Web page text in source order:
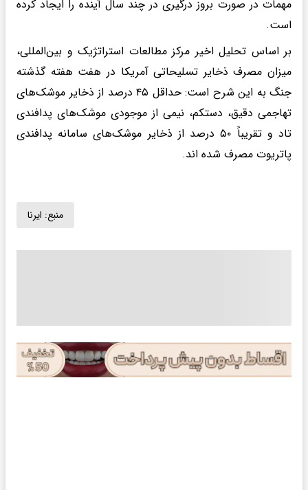
مهمات در صورت بروز درگیری در چند سال آینده را ایجاد کرده
است.
بر اساس تحلیل اخیر مرکز مطالعات استراتژیک و بین‌المللی،
میزان مصرف ذخایر تسلیحاتی آمریکا در هفت هفته گذشته
جنگ به این شرح است: حداقل ۴۵ درصد از ذخایر موشک‌های
تهاجمی دقیق، دستکم، نیمی از موجودی موشک‌های پدافندی
تاد و تقریباً ۵۰ درصد از ذخایر موشک‌های سامانه پدافندی
پاتریوت مصرف شده اند.
منبع: ایرنا